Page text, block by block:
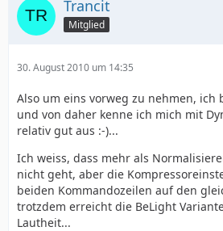
Trancit
Mitglied
30. August 2010 um 14:35
Also um eins vorweg zu nehmen, ich
und von daher kenne ich mich mit
relativ gut aus :-)...
Ich weiss, dass mehr als
nicht geht, aber die
beiden Kommandozeilen auf den
trotzdem erreicht die BeLight
Lautheit...